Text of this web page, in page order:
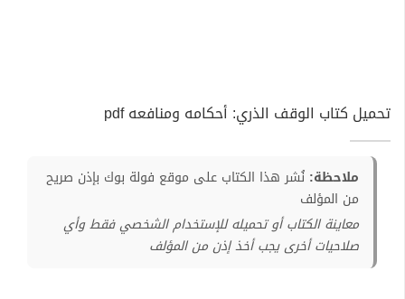
تحميل كتاب الوقف الذري: أحكامه ومنافعه pdf
ملاحظة: نُشر هذا الكتاب على موقع فولة بوك بإذن صريح
من المؤلف
معاينة الكتاب أو تحميله للإستخدام الشخصي فقط وأي
صلاحيات أخرى يجب أخذ إذن من المؤلف